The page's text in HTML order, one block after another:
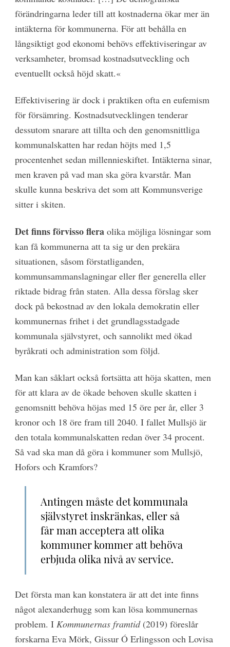
förändringarna leder till att kostnaderna ökar mer än
intäkterna för kommunerna. För att behålla en
långsiktigt god ekonomi behövs effektiviseringar av
verksamheter, bromsad kostnadsutveckling och
eventuellt också höjd skatt.«
Effektivisering är dock i praktiken ofta en eufemism
för försämring. Kostnadsutvecklingen tenderar
dessutom snarare att tillta och den genomsnittliga
kommunalskatten har redan höjts med 1,5
procentenhet sedan millennieskiftet. Intäkterna sinar,
men kraven på vad man ska göra kvarstår. Man
skulle kunna beskriva det som att Kommunsverige
sitter i skiten.
Det finns förvisso fleraolika möjliga lösningar som
kan få kommunerna att ta sig ur den prekära
situationen, såsom förstatliganden,
kommunsammanslagningar eller fler generella eller
riktade bidrag från staten. Alla dessa förslag sker
dock på bekostnad av den lokala demokratin eller
kommunernas frihet i det grundlagsstadgade
kommunala självstyret, och sannolikt med ökad
byråkrati och administration som följd.
Man kan såklart också fortsätta att höja skatten, men
för att klara av de ökade behoven skulle skatten i
genomsnitt behöva höjas med 15 öre per år, eller 3
kronor och 18 öre fram till 2040. I fallet Mullsjö är
den totala kommunalskatten redan över 34 procent.
Så vad ska man då göra i kommuner som Mullsjö,
Hofors och Kramfors?
Antingen måste det kommunala
självstyret inskränkas, eller så
får man acceptera att olika
kommuner kommer att behöva
erbjuda olika nivå av service.
Det första man kan konstatera är att det inte finns
något alexanderhugg som kan lösa kommunernas
problem. I Kommunernas framtid (2019) föreslår
forskarna Eva Mörk, Gissur Ó Erlingsson och Lovisa